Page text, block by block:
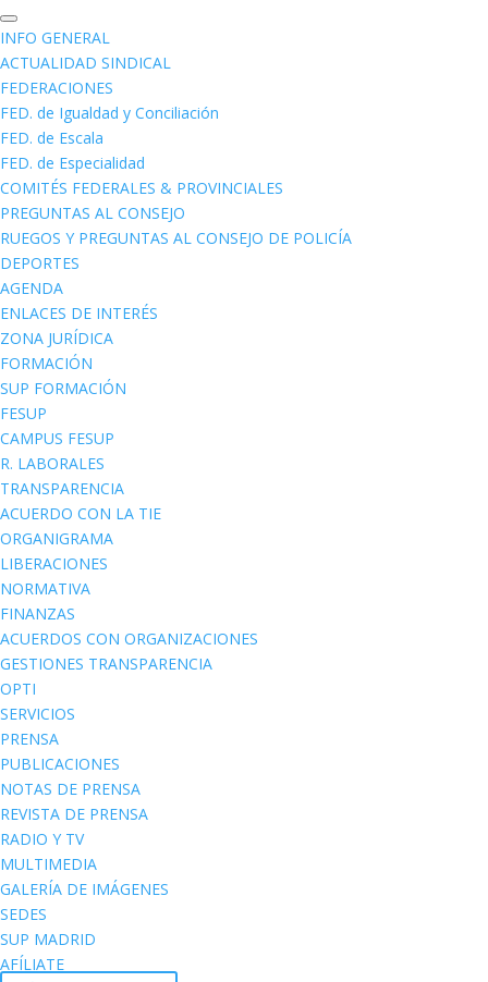
INFO GENERAL
ACTUALIDAD SINDICAL
FEDERACIONES
FED. de Igualdad y Conciliación
FED. de Escala
FED. de Especialidad
COMITÉS FEDERALES & PROVINCIALES
PREGUNTAS AL CONSEJO
RUEGOS Y PREGUNTAS AL CONSEJO DE POLICÍA
DEPORTES
AGENDA
ENLACES DE INTERÉS
ZONA JURÍDICA
FORMACIÓN
SUP FORMACIÓN
FESUP
CAMPUS FESUP
R. LABORALES
TRANSPARENCIA
ACUERDO CON LA TIE
ORGANIGRAMA
LIBERACIONES
NORMATIVA
FINANZAS
ACUERDOS CON ORGANIZACIONES
GESTIONES TRANSPARENCIA
OPTI
SERVICIOS
PRENSA
PUBLICACIONES
NOTAS DE PRENSA
REVISTA DE PRENSA
RADIO Y TV
MULTIMEDIA
GALERÍA DE IMÁGENES
SEDES
SUP MADRID
AFÍLIATE